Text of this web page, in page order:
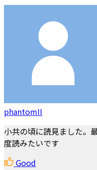
phantomII
小共の頃に読見ました。
度読みたいです
Good